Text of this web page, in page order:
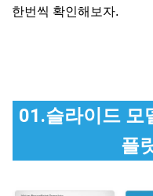
한번씩 확인해보자.
01.슬라이드 모
플